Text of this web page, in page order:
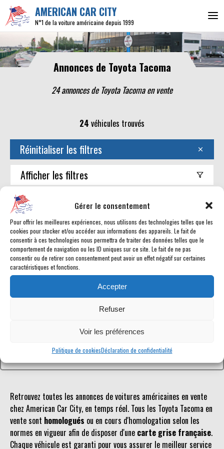
Gérer le consentement
Pour offrir les meilleures expériences, nous utilisons des technologies telles que les
cookies pour stocker et/ou accéder aux informations des appareils. Le fait de
consentir à ces technologies nous permettra de traiter des données telles que le
comportement de navigation ou les ID uniques sur ce site. Le fait de ne pas
consentir ou de retirer son consentement peut avoir un effet négatif sur certaines
caractéristiques et fonctions.
Accepter
Refuser
Voir les préférences
Politique de cookiesDéclaration de confidentialité
AMERICAN CAR CITY
N°1 de la voiture américaine depuis 1999
Annonces de Toyota Tacoma
24 annonces de Toyota Tacoma en vente
Retrouvez toutes les annonces de voitures américaines en vente
chez American Car City, en temps réel. Tous les Toyota Tacoma en
vente sont homologués ou en cours d'homologation selon les
normes en vigueur afin de disposer d'une carte grise française.
Chaque véhicule est garanti pour vous assurer le meilleur service
24 véhicules trouvés
Réinitialiser les filtres
Afficher les filtres
Trouver mon américaine
Référence inconnue
Le véhicule recherché n'est pas ou plus référencé.
Retourner à la liste des véhicules en stock